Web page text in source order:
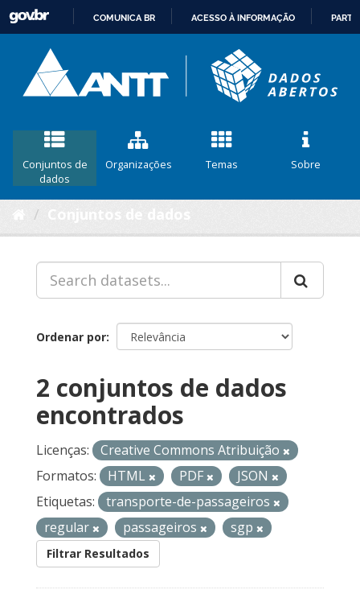
CONTEÚDO
COMUNICA BR ACESSO À INFORMAÇÃO
Conjuntos de
dados
Organizações Temas Sobre
Ordenar por
2 conjuntos de dados
encontrados
Licenças:
Creative Commons Atribuição
Formatos:
HTML PDF
JSON
Etiquetas:
transporte-de-passageiros
regular
passageiros sgp
Filtrar Resultados